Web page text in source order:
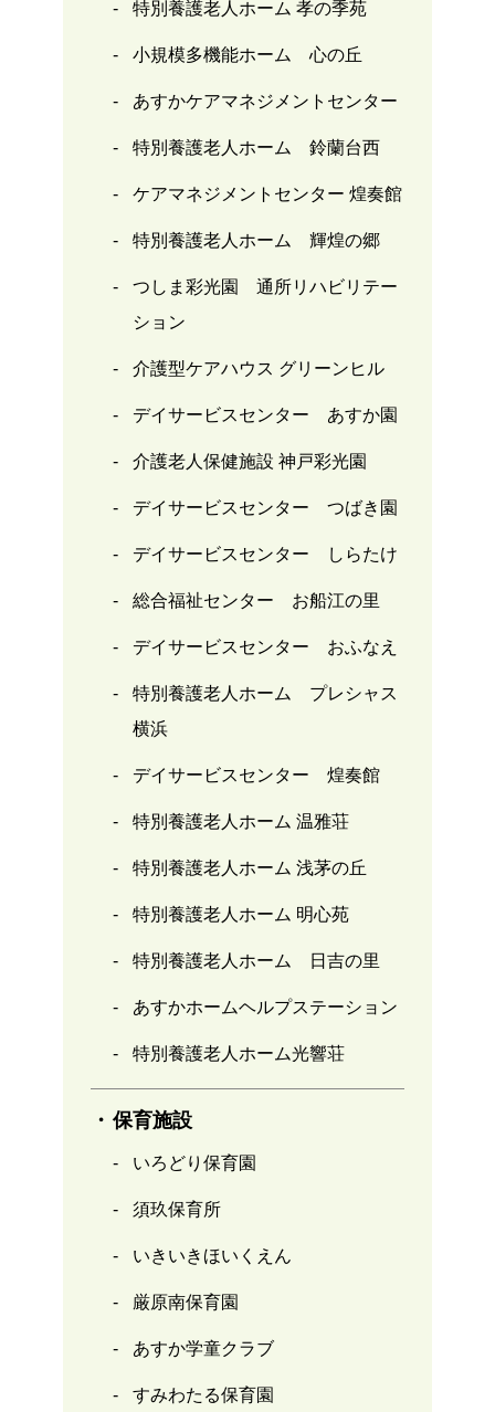
特別養護老人ホーム 孝の季苑
小規模多機能ホーム 心の丘
あすかケアマネジメントセンター
特別養護老人ホーム 鈴蘭台西
ケアマネジメントセンター 煌奏館
特別養護老人ホーム 輝煌の郷
つしま彩光園 通所リハビリテー
ション
介護型ケアハウス グリーンヒル
デイサービスセンター あすか園
介護老人保健施設 神戸彩光園
デイサービスセンター つばき園
デイサービスセンター しらたけ
総合福祉センター お船江の里
デイサービスセンター おふなえ
特別養護老人ホーム プレシャス
横浜
デイサービスセンター 煌奏館
特別養護老人ホーム 温雅荘
特別養護老人ホーム 浅茅の丘
特別養護老人ホーム 明心苑
特別養護老人ホーム 日吉の里
あすかホームヘルプステーション
特別養護老人ホーム光響荘
保育施設
いろどり保育園
須玖保育所
いきいきほいくえん
厳原南保育園
あすか学童クラブ
すみわたる保育園